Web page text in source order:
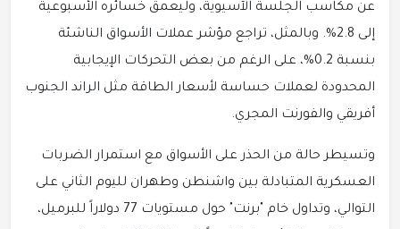
عن مكاسب الجلسة الآسيوية، وليعمق خسائره الأسبوعية
إلى 2.8%. وبالمثل، تراجع مؤشر عملات الأسواق الناشئة
بنسبة 0.2%، على الرغم من بعض التحركات الإيجابية
المحدودة لعملات حساسة لأسعار الطاقة مثل الراند الجنوب
أفريقي والفورنت المجري.
وتسيطر حالة من الحذر على الأسواق مع استمرار الضربات
العسكرية المتبادلة بين واشنطن وطهران لليوم الثاني على
التوالي، وتداول خام "برنت" حول مستويات 77 دولاراً للبرميل،